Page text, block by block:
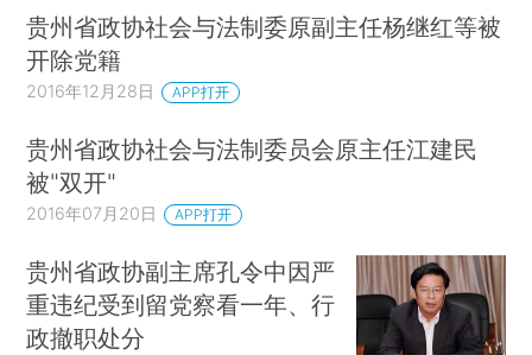
贵州省政协社会与法制委原副主任杨继红等被
开除党籍
2016年12月28日 APP打开
贵州省政协社会与法制委员会原主任江建民
被"双开"
2016年07月20日 APP打开
贵州省政协副主席孔令中因严
重违纪受到留党察看一年、行
政撤职处分